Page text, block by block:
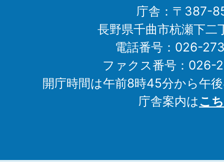
庁舎：〒387-
長野県千曲市杭瀬下二
電話番号：026-
ファクス番号：026-
開庁時間は午前8時45分から午
庁舎案内はこ